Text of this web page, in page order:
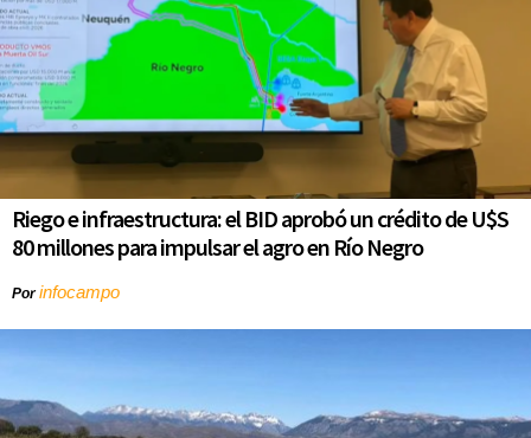
Riego e infraestructura: el BID aprobó un crédito de U$S
80 millones para impulsar el agro en Río Negro
Porinfocampo